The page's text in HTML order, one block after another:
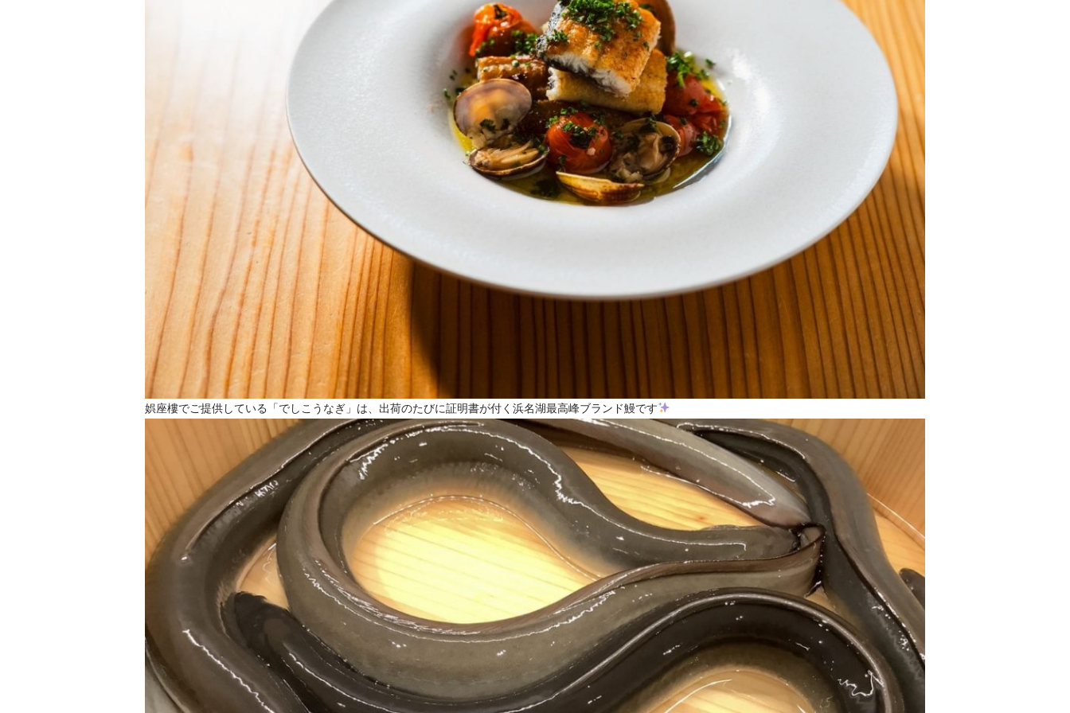
娯座樓でご提供している「でしこうなぎ」は、出荷のたびに証明書が付く浜名湖最高峰ブランド鰻です